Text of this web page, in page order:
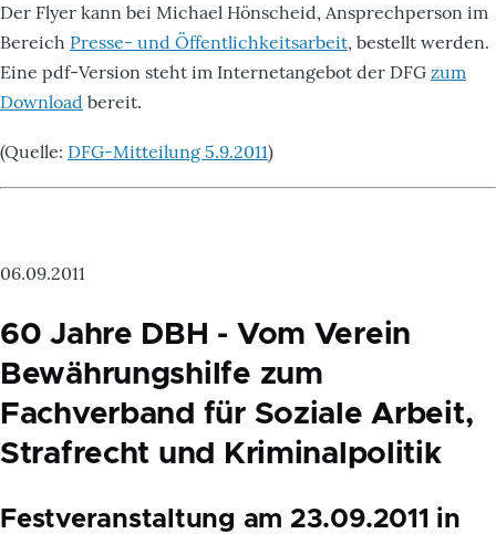
Der Flyer kann bei Michael Hönscheid, Ansprechperson im
Bereich Presse- und Öffentlichkeitsarbeit, bestellt werden.
Eine pdf-Version steht im Internetangebot der DFG zum
Download bereit.
(Quelle: DFG-Mitteilung 5.9.2011)
06.09.2011
60 Jahre DBH - Vom Verein
Bewährungshilfe zum
Fachverband für Soziale Arbeit,
Strafrecht und Kriminalpolitik
Festveranstaltung am 23.09.2011 in